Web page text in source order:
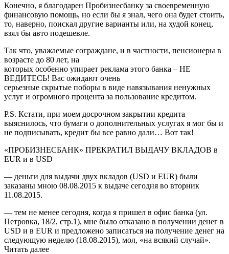
Конечно, я благодарен Пробизнесбанку за своевременную
финансовую помощь, но если бы я знал, чего она будет стоить,
то, наверно, поискал другие варианты или, на худой конец,
взял бы авто подешевле.
Так что, уважаемые сограждане, и в частности, пенсионеры в
возрасте до 80 лет, на
которых особенно упирает реклама этого банка – НЕ
ВЕДИТЕСЬ! Вас ожидают очень
серьезные скрытые поборы в виде навязывания ненужных
услуг и огромного процента за пользование кредитом.
P.S. Кстати, при моем досрочном закрытии кредита
выяснилось, что бумаги о дополнительных услугах я мог бы и
не подписывать, кредит бы все равно дали… Вот так!
«ПРОБИЗНЕСБАНК» ПРЕКРАТИЛ ВЫДАЧУ ВКЛАДОВ в
EUR и в USD
— деньги для выдачи двух вкладов (USD и EUR) были
заказаны мною 08.08.2015 к выдаче сегодня во вторник
11.08.2015.
— тем не менее сегодня, когда я пришел в офис банка (ул.
Петровка, 18/2, стр.1), мне было отказано в получении денег в
USD и в EUR и предложено записаться на получение денег на
следующую неделю (18.08.2015), мол, «на всякий случай».
Читать далее